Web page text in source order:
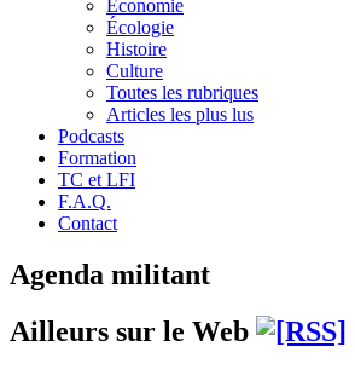
Économie
Écologie
Histoire
Culture
Toutes les rubriques
Articles les plus lus
Podcasts
Formation
TC et LFI
F.A.Q.
Contact
Agenda militant
Ailleurs sur le Web